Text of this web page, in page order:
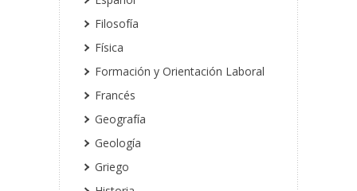
Filosofía
Física
Formación y Orientación Laboral
Francés
Geografía
Geología
Griego